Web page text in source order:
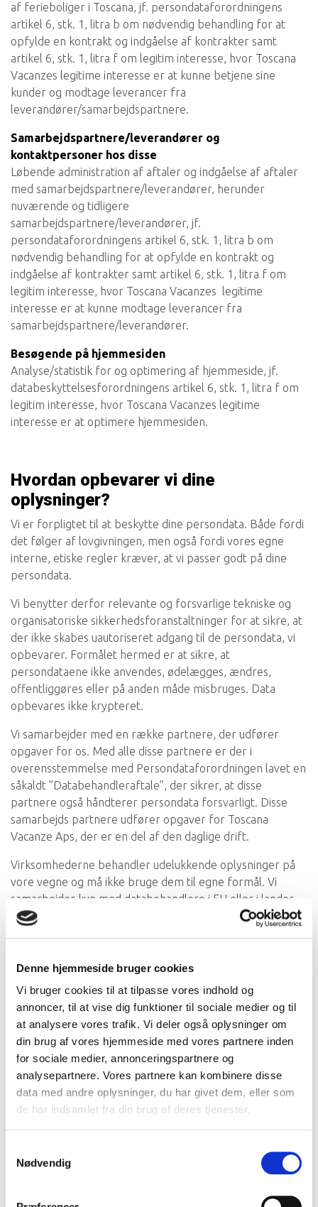
Denne hjemmeside bruger cookies
Vi bruger cookies til at tilpasse vores indhold og
annoncer, til at vise dig funktioner til sociale medier og til
at analysere vores trafik. Vi deler også oplysninger om
din brug af vores hjemmeside med vores partnere inden
for sociale medier, annonceringspartnere og
analysepartnere. Vores partnere kan kombinere disse
data med andre oplysninger, du har givet dem, eller som
de har indsamlet fra din brug af deres tjenester.
Nødvendig
af ferieboliger i Toscana, jf. persondataforordningens
artikel 6, stk. 1, litra b om nødvendig behandling for at
opfylde en kontrakt og indgåelse af kontrakter samt
artikel 6, stk. 1, litra f om legitim interesse, hvor Toscana
Vacanzes legitime interesse er at kunne betjene sine
kunder og modtage leverancer fra
leverandører/samarbejdspartnere.
Samarbejdspartnere/leverandører og
kontaktpersoner hos disse
Løbende administration af aftaler og indgåelse af aftaler
med samarbejdspartnere/leverandører, herunder
nuværende og tidligere
samarbejdspartnere/leverandører, jf.
persondataforordningens artikel 6, stk. 1, litra b om
nødvendig behandling for at opfylde en kontrakt og
indgåelse af kontrakter samt artikel 6, stk. 1, litra f om
legitim interesse, hvor Toscana Vacanzes legitime
interesse er at kunne modtage leverancer fra
samarbejdspartnere/leverandører.
Besøgende på hjemmesiden
Analyse/statistik for og optimering af hjemmeside, jf.
databeskyttelsesforordningens artikel 6, stk. 1, litra f om
legitim interesse, hvor Toscana Vacanzes legitime
interesse er at optimere hjemmesiden.
Hvordan opbevarer vi dine
oplysninger?
Vi er forpligtet til at beskytte dine persondata. Både fordi
det følger af lovgivningen, men også fordi vores egne
interne, etiske regler kræver, at vi passer godt på dine
persondata.
Vi benytter derfor relevante og forsvarlige tekniske og
organisatoriske sikkerhedsforanstaltninger for at sikre, at
der ikke skabes uautoriseret adgang til de persondata, vi
opbevarer. Formålet hermed er at sikre, at
persondataene ikke anvendes, ødelægges, ændres,
offentliggøres eller på anden måde misbruges. Data
opbevares ikke krypteret.
Vi samarbejder med en række partnere, der udfører
opgaver for os. Med alle disse partnere er der i
overensstemmelse med Persondataforordningen lavet en
såkaldt ”Databehandleraftale”, der sikrer, at disse
partnere også håndterer persondata forsvarligt. Disse
samarbejds partnere udfører opgaver for Toscana
Vacanze Aps, der er en del af den daglige drift.
Virksomhederne behandler udelukkende oplysninger på
vore vegne og må ikke bruge dem til egne formål. Vi
samarbejder kun med databehandlere i EU eller i lander,
der kan give dine oplysninger tilstrækkelig beskyttelse.
Hvor lang tid gemmer vi dine
oplysninger?
Personoplysningerne bliver registret hos Toscana Vacanze
Aps og opbevares i fem år. Derefter slettes
oplysningerne med mindre der efter denne periode
fortsat består et aktivt kundeforhold, hvor det kan være i
kundens interesse, at Toscana Vacanze Aps har kendskab
til og benytter de pågældende oplysninger, eller såfremt
Dine rettigheder til at gøre indsigelse
ret til